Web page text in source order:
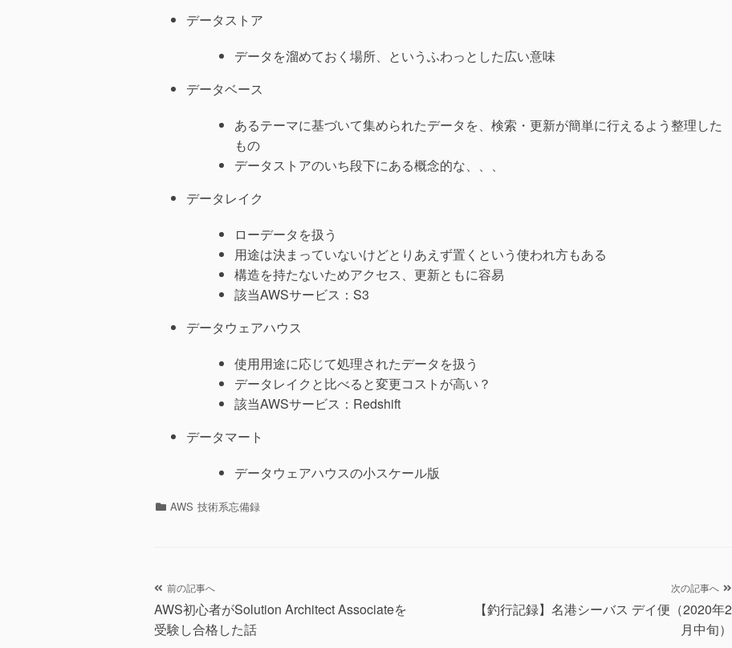
データストア
データを溜めておく場所、というふわっとした広い意味
データベース
あるテーマに基づいて集められたデータを、検索・更新が簡単に行えるよう整理した
もの
データストアのいち段下にある概念的な、、、
データレイク
ローデータを扱う
用途は決まっていないけどとりあえず置くという使われ方もある
構造を持たないためアクセス、更新ともに容易
該当AWSサービス：S3
データウェアハウス
使用用途に応じて処理されたデータを扱う
データレイクと比べると変更コストが高い？
該当AWSサービス：Redshift
データマート
データウェアハウスの小スケール版
カ AWS 技術系忘備録
投
稿
前の記事へ
AWS初心者がSolution Architect Associateを
受験し合格した話
次の記事へ
【釣行記録】名港シーバス デイ便（2020年2
月中旬）